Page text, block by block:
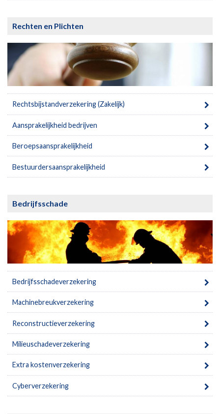
Rechten en Plichten
Rechtsbijstandverzekering (Zakelijk)
Aansprakelijkheid bedrijven
Beroepsaansprakelijkheid
Bestuurdersaansprakelijkheid
Bedrijfsschade
Bedrijfsschadeverzekering
Machinebreukverzekering
Reconstructieverzekering
Milieuschadeverzekering
Extra kostenverzekering
Cyberverzekering